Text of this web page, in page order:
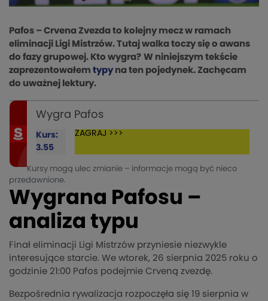
Pafos – Crvena Zvezda to kolejny mecz w ramach
eliminacji Ligi Mistrzów. Tutaj walka toczy się o awans
do fazy grupowej. Kto wygra? W niniejszym tekście
zaprezentowałem typy na ten pojedynek. Zachęcam
do uważnej lektury.
Wygra Pafos
Kurs:
3.55
ZAGRAJ >>>
Kursy mogą ulec zmianie – informacje mogą być nieco
przedawnione.
Wygrana Pafosu –
analiza typu
Finał eliminacji Ligi Mistrzów przyniesie niezwykle
interesujące starcie. We wtorek, 26 sierpnia 2025 roku o
godzinie 21:00 Pafos podejmie Crveną zvezdę.
Bezpośrednia rywalizacja rozpoczęła się 19 sierpnia w